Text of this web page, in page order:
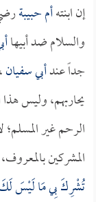
إن ابنتهأم حبيبة
والسلام ضد أبيها
جداً عندأبي سفيان
يحاربهم، وليس
الرحم غير
المشركين
تُشْرِكَ بِي مَا لَيْسَ لَكَ